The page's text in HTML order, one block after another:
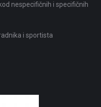
nespecifičnih i specifičnih
i sportista